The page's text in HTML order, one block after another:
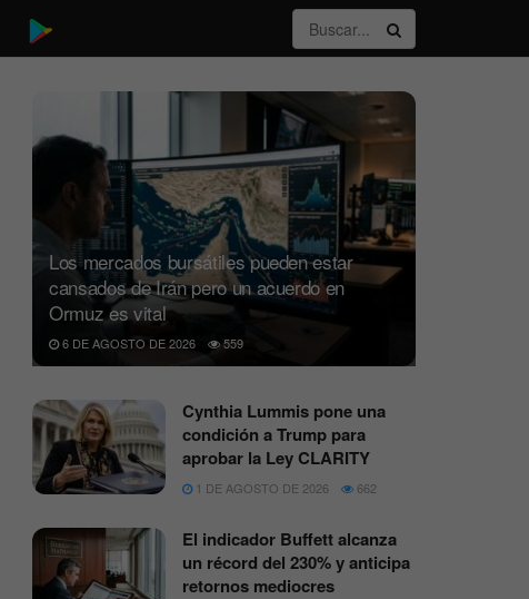
Los mercados bursátiles pueden estar
cansados de Irán pero un acuerdo en
Ormuz es vital
6 DE AGOSTO DE 2026 559
Cynthia Lummis pone una
condición a Trump para
aprobar la Ley CLARITY
1 DE AGOSTO DE 2026 662
El indicador Buffett alcanza
un récord del 230% y anticipa
retornos mediocres